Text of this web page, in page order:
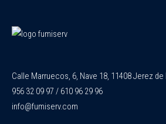
Calle Marruecos, 6, Nave 18, 11408 Jerez de
956 32 09 97 / 610 96 29 96
info@fumiserv.com